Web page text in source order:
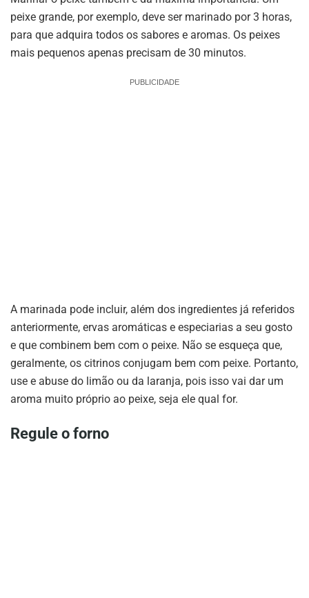
peixe grande, por exemplo, deve ser marinado por 3 horas,
para que adquira todos os sabores e aromas. Os peixes
mais pequenos apenas precisam de 30 minutos.
PUBLICIDADE
A marinada pode incluir, além dos ingredientes já referidos
anteriormente, ervas aromáticas e especiarias a seu gosto
e que combinem bem com o peixe. Não se esqueça que,
geralmente, os citrinos conjugam bem com peixe. Portanto,
use e abuse do limão ou da laranja, pois isso vai dar um
aroma muito próprio ao peixe, seja ele qual for.
Regule o forno